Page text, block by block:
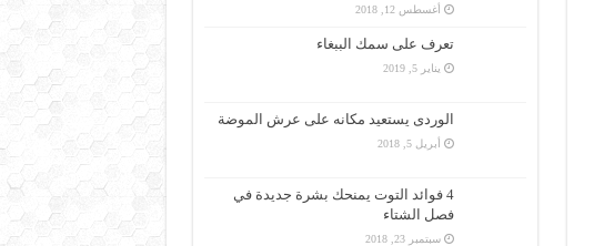
أغسطس 12, 2018
تعرف على سمك الببغاء
يناير 5, 2019
الوردى يستعيد مكانه على عرش الموضة
أبريل 5, 2018
4 فوائد التوت يمنحك بشرة جديدة في
فصل الشتاء
سبتمبر 23, 2018